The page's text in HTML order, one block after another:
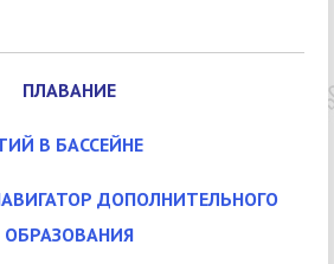
ПЛАВАНИЕ
В БАССЕЙНЕ
ДОПОЛНИТЕЛЬНОГО
ОБРАЗОВАНИЯ